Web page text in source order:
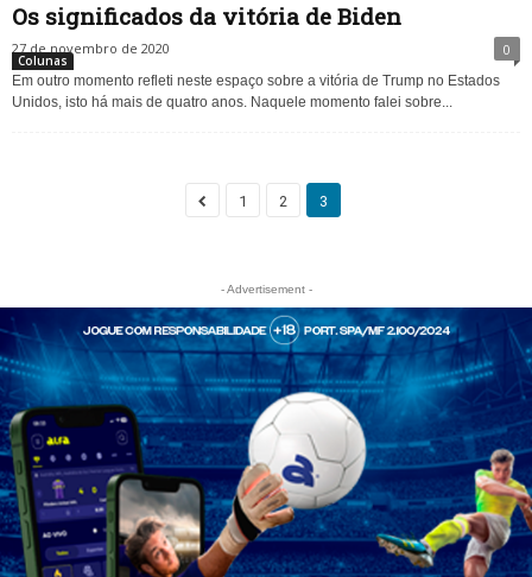
Os significados da vitória de Biden
27 de novembro de 2020 0
Colunas
Em outro momento refleti neste espaço sobre a vitória de Trump no Estados
Unidos, isto há mais de quatro anos. Naquele momento falei sobre...
1 2 3
- Advertisement -